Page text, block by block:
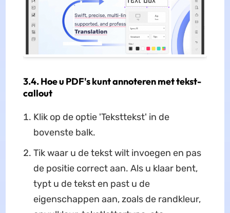
3.4. Hoe u PDF's kunt annoteren met tekst-
callout
Klik op de optie 'Teksttekst' in de
bovenste balk.
Tik waar u de tekst wilt invoegen en pas
de positie correct aan. Als u klaar bent,
typt u de tekst en past u de
eigenschappen aan, zoals de randkleur,